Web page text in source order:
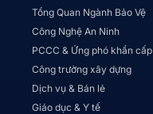
Tổng Quan Ngành Bảo Vệ
Công Nghệ An Ninh
PCCC & Ứng phó khẩn cấp
Công trường xây dựng
Dịch vụ & Bán lẻ
Giáo dục & Y tế